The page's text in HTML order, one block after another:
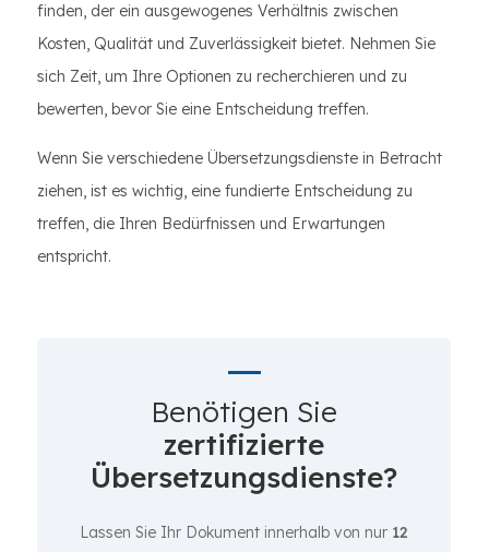
finden, der ein ausgewogenes Verhältnis zwischen
Kosten, Qualität und Zuverlässigkeit bietet. Nehmen Sie
sich Zeit, um Ihre Optionen zu recherchieren und zu
bewerten, bevor Sie eine Entscheidung treffen.
Wenn Sie verschiedene Übersetzungsdienste in Betracht
ziehen, ist es wichtig, eine fundierte Entscheidung zu
treffen, die Ihren Bedürfnissen und Erwartungen
entspricht.
Benötigen Sie
zertifizierte
Übersetzungsdienste?
Lassen Sie Ihr Dokument innerhalb von nur 12